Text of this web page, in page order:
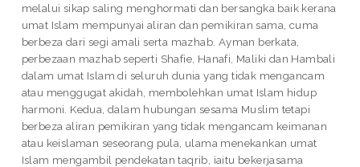
melalui sikap saling menghormati dan bersangka baik kerana
umat Islam mempunyai aliran dan pemikiran sama, cuma
berbeza dari segi amali serta mazhab. Ayman berkata,
perbezaan mazhab seperti Shafie, Hanafi, Maliki dan Hambali
dalam umat Islam di seluruh dunia yang tidak mengancam
atau menggugat akidah, membolehkan umat Islam hidup
harmoni. Kedua, dalam hubungan sesama Muslim tetapi
berbeza aliran pemikiran yang tidak mengancam keimanan
atau keislaman seseorang pula, ulama menekankan umat
Islam mengambil pendekatan taqrib, iaitu bekerjasama